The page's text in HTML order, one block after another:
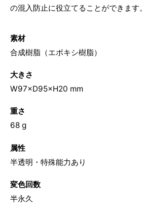
の混入防止に役立てることができます。
素材
合成樹脂（エポキシ樹脂）
大きさ
W97×D95×H20 mm
重さ
68 g
属性
半透明・特殊能力あり
変色回数
半永久